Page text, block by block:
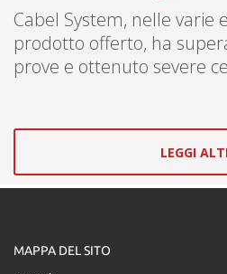
Cabel System, nelle varie
prodotto offerto, ha
prove e ottenuto severe
LEGGI
MAPPA DEL SITO